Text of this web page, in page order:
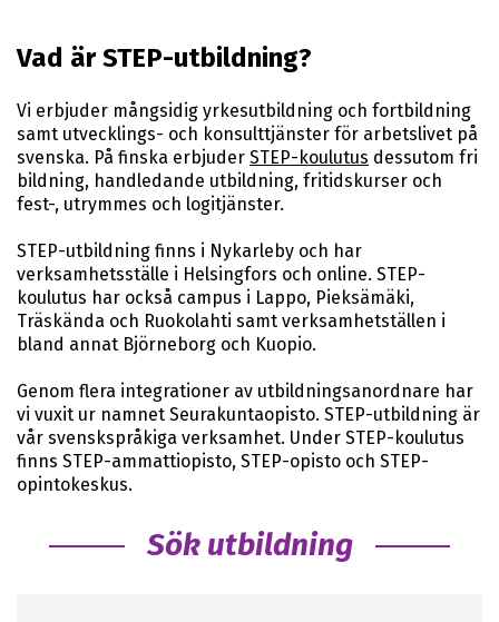
Vad är STEP-utbildning?
Vi erbjuder mångsidig yrkesutbildning och fortbildning
samt utvecklings- och konsulttjänster för arbetslivet på
svenska. På finska erbjuder STEP-koulutus dessutom fri
bildning, handledande utbildning, fritidskurser och
fest-, utrymmes och logitjänster.
STEP-utbildning finns i Nykarleby och har
verksamhetsställe i Helsingfors och online. STEP-
koulutus har också campus i Lappo, Pieksämäki,
Träskända och Ruokolahti samt verksamhetställen i
bland annat Björneborg och Kuopio.
Genom flera integrationer av utbildningsanordnare har
vi vuxit ur namnet Seurakuntaopisto. STEP-utbildning är
vår svenskspråkiga verksamhet. Under STEP-koulutus
finns STEP-ammattiopisto, STEP-opisto och STEP-
opintokeskus.
Sök utbildning